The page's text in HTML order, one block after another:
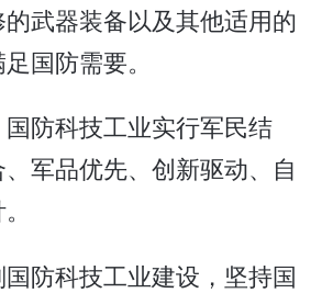
武器装备以及其他适用的
国防需要。
防科技工业实行军民结
军品优先、创新驱动、自
防科技工业建设，坚持国